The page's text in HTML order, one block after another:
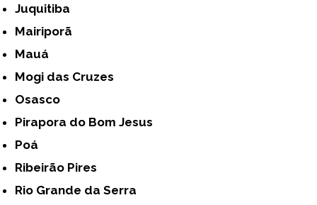
Juquitiba
Mairiporã
Mauá
Mogi das Cruzes
Osasco
Pirapora do Bom Jesus
Poá
Ribeirão Pires
Rio Grande da Serra